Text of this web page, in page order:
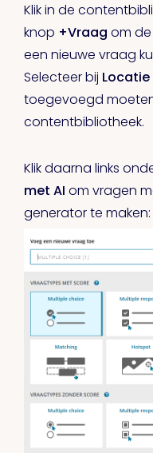
Klik in de
knop +Vraag om
een nieuwe vraag
Selecteer bij Locatie
toegevoegd
contentbibliotheek.
Klik daarna links
met AI om vragen
generator te maken: